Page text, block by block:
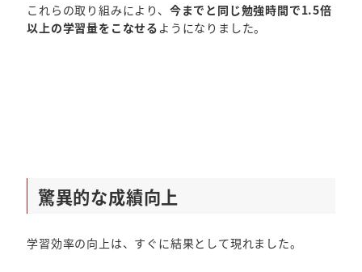
これらの取り組みにより、 今までと同じ勉強時間で1.5倍
以上の学習量をこなせる ようになりました。
驚異的な成績向上
学習効率の向上は、すぐに結果として現れました。